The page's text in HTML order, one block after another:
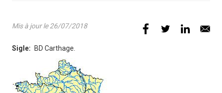
Mis à jour le 26/07/2018
Sigle
BD Carthage.